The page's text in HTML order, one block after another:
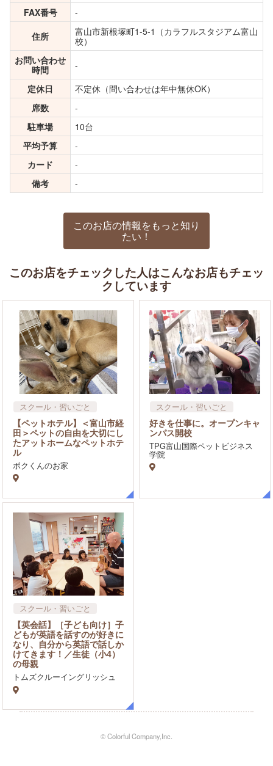
FAX番号
-
住所
富山市新根塚町1-5-1（カラフルスタジアム富山
校）
お問い合わせ
時間
-
定休日
不定休（問い合わせは年中無休OK）
席数
-
駐車場
10台
平均予算
-
カード
-
備考
-
このお店の情報をもっと知り
たい！
このお店をチェックした人はこんなお店もチェッ
クしています
スクール・習いごと
【ペットホテル】＜富山市経
田＞ペットの自由を大切にし
たアットホームなペットホテ
ル
ボクくんのお家
スクール・習いごと
好きを仕事に。オープンキャ
ンパス開校
TPG富山国際ペットビジネス
学院
スクール・習いごと
英会話
【英会話】［子ども向け］子
どもが英語を話すのが好きに
なり、自分から英語で話しか
けてきます！／生徒（小4）
の母親
トムズクルーイングリッシュ
© Colorful Company,Inc.